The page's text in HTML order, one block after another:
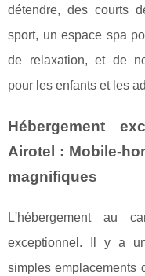
détendre, des courts
sport, un espace spa
de relaxation, et de
pour les enfants et les
Hébergement
Airotel : Mobile-
magnifiques
L'hébergement au
exceptionnel. Il y a
simples emplacements